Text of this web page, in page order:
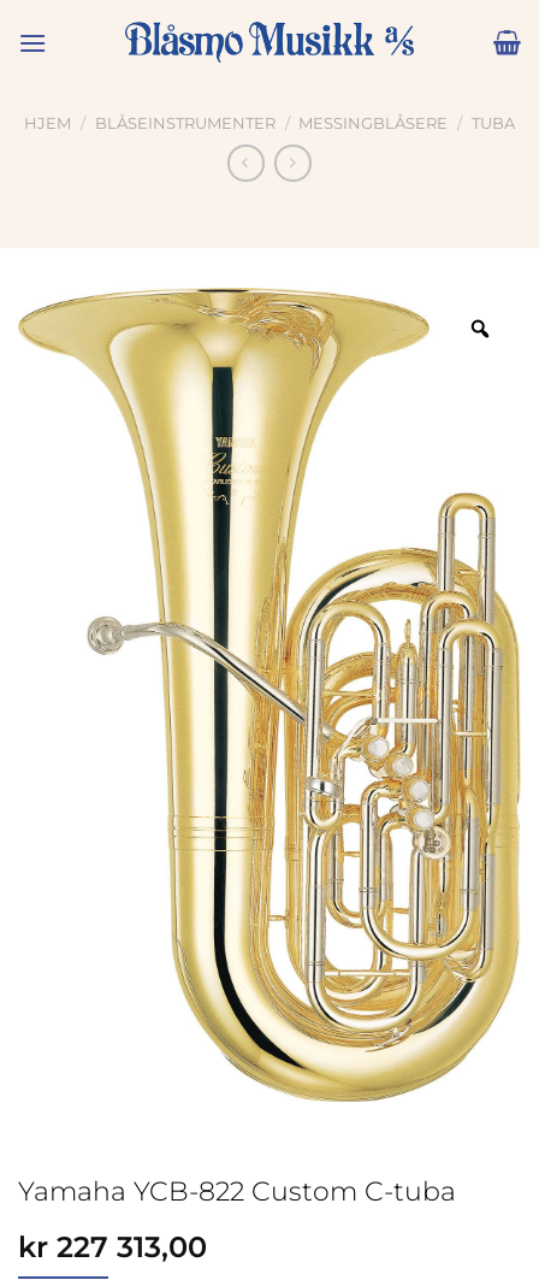
HJEM / BLÅSEINSTRUMENTER / MESSINGBLÅSERE / TUBA
Yamaha YCB-822 Custom C-tuba
kr 227 313,00